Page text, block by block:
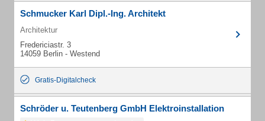
Schmucker Karl Dipl.-Ing. Architekt
Architektur
Fredericiastr. 3
14059 Berlin - Westend
Gratis-Digitalcheck
Schröder u. Teutenberg GmbH Elektroinstallation